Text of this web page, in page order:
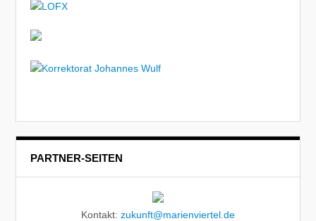
PARTNER-SEITEN
Kontakt: zukunft@marienviertel.de